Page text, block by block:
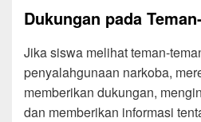
Dukungan pada
Jika siswa melihat teman-
penyalahgunaan narkoba,
memberikan dukungan,
dan memberikan informasi